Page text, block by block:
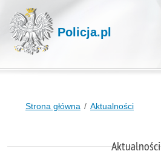
Policja.pl
Strona główna Aktualności
Aktualności